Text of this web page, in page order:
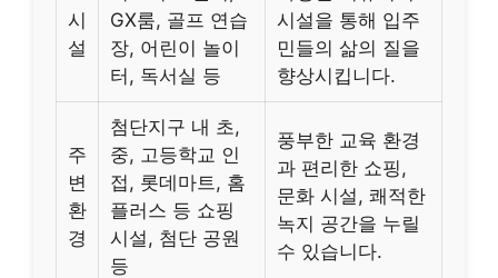
시
설
GX룸, 골프 연습
장, 어린이 놀이
터, 독서실 등
시설을 통해 입주
민들의 삶의 질을
향상시킵니다.
주
변
환
경
첨단지구 내 초,
중, 고등학교 인
접, 롯데마트, 홈
플러스 등 쇼핑
시설, 첨단 공원
등
풍부한 교육 환경
과 편리한 쇼핑,
문화 시설, 쾌적한
녹지 공간을 누릴
수 있습니다.